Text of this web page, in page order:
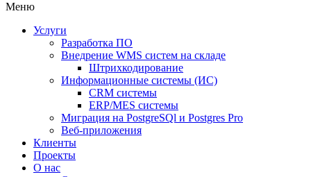
Меню
Услуги
Разработка ПО
Внедрение WMS систем на складе
Штрихкодирование
Информационные системы (ИС)
CRM системы
ERP/MES системы
Миграция на PostgreSQl и Postgres Pro
Веб-приложения
Клиенты
Проекты
О нас